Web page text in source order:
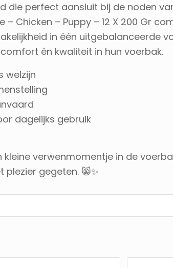
die perfect aansluit bij de noden
– Chicken – Puppy – 12 X 200 Gr
in één uitgebalanceerde
én kwaliteit in hun voerbak.
welzijn
dagelijks gebruik
kleine verwenmomentje in de
gegeten. 😸✨